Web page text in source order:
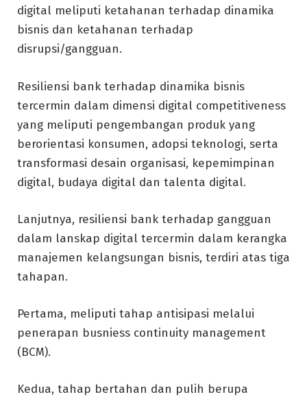
digital meliputi ketahanan terhadap dinamika
bisnis dan ketahanan terhadap
disrupsi/gangguan.
Resiliensi bank terhadap dinamika bisnis
tercermin dalam dimensi digital competitiveness
yang meliputi pengembangan produk yang
berorientasi konsumen, adopsi teknologi, serta
transformasi desain organisasi, kepemimpinan
digital, budaya digital dan talenta digital.
Lanjutnya, resiliensi bank terhadap gangguan
dalam lanskap digital tercermin dalam kerangka
manajemen kelangsungan bisnis, terdiri atas tiga
tahapan.
Pertama, meliputi tahap antisipasi melalui
penerapan busniess continuity management
(BCM).
Kedua, tahap bertahan dan pulih berupa